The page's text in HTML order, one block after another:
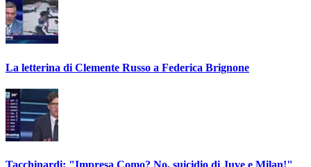
La letterina di Clemente Russo a Federica Brignone